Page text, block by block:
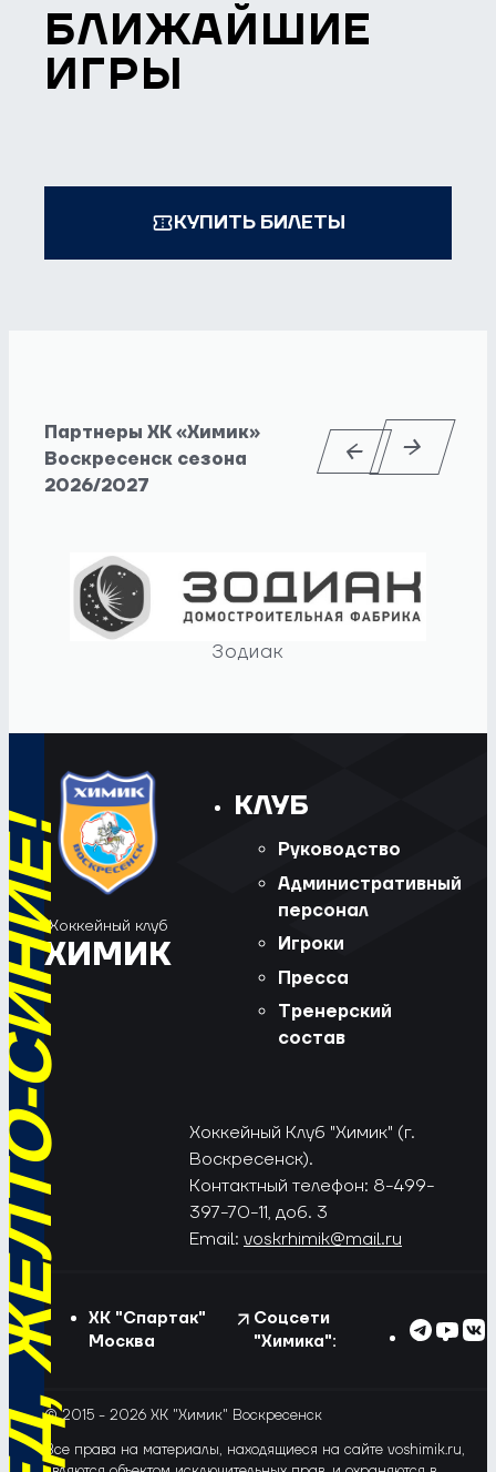
БЛИЖАЙШИЕ
ИГРЫ
КУПИТЬ БИЛЕТЫ
Партнеры ХК «Химик»
Воскресенск сезона
2026/2027
Зодиак
СИНИЕ!
Хоккейный клуб
ХИМИК
КЛУБ
Руководство
Административный
персонал
Игроки
Пресса
Тренерский
состав
Хоккейный Клуб "Химик" (г.
Воскресенск).
Контактный телефон: 8-499-
397-70-11, доб. 3
Email: voskrhimik@mail.ru
ХК "Спартак"
Москва
Соцсети
"Химика":
© 2015 - 2026 ХК "Химик" Воскресенск
Все права на материалы, находящиеся на сайте voshimik.ru,